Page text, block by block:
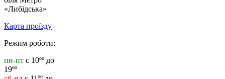
«Либідська»
Карта проїзду
Режим роботи:
пн-пт с 10ºº до
19ºº